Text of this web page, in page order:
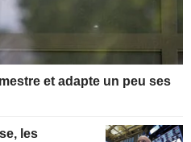
et adapte un peu ses
les